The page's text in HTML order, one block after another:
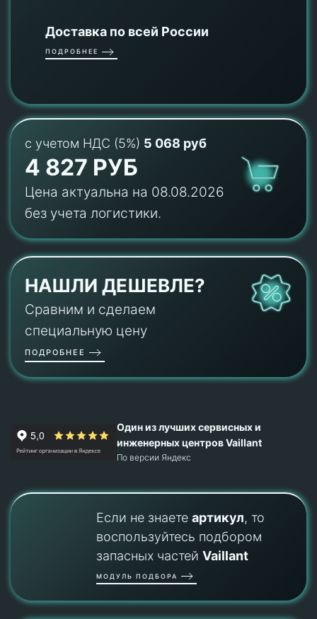
Доставка по всей России
ПОДРОБНЕЕ
с учетом НДС (5%) 5 068 руб
4 827 РУБ
Цена актуальна на 08.08.2026
без учета логистики.
НАШЛИ ДЕШЕВЛЕ?
Сравним и сделаем
специальную цену
ПОДРОБНЕЕ
Один из лучших сервисных и
инженерных центров Vaillant
По версии Яндекс
Если не знаете артикул, то
воспользуйтесь подбором
запасных частей Vaillant
МОДУЛЬ ПОДБОРА